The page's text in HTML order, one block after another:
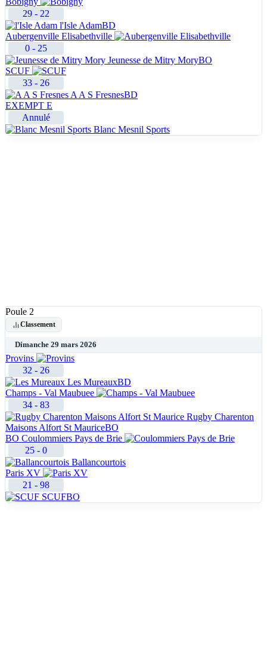
29 - 22
l'Isle AdamBD
Aubergenville Elisabethville
0 - 25
Jeunesse de Mitry MoryBO
SCUF
33 - 26
A A S FresnesBD
EXEMPT E
Annulé
Blanc Mesnil Sports
Poule 2
Classement
Dimanche 29 mars 2026
Provins
32 - 26
Les MureauxBD
Champs - Val Maubuee
34 - 83
Rugby Charenton
Maisons Alfort St MauriceBO
BO Coulommiers Pays de Brie
25 - 0
Ballancourtois
Paris XV
21 - 98
SCUFBO